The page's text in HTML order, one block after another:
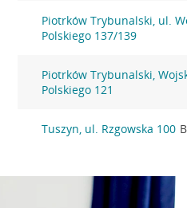
Piotrków Trybunalski, ul.
Polskiego 137/139
Piotrków Trybunalski,
Polskiego 121
Tuszyn, ul. Rzgowska 100